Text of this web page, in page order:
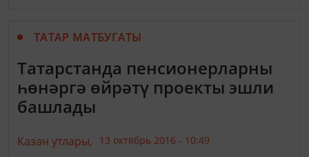
ТАТАР МАТБУГАТЫ
Татарстанда пенсионерларны
һөнәргә өйрәтү проекты эшли
башлады
Казан утлары, 13 октябрь 2016 - 10:49